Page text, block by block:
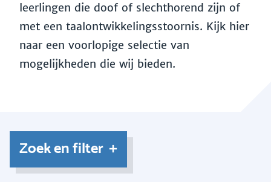
leerlingen die doof of slechthorend zijn of
met een taalontwikkelingsstoornis. Kijk hier
naar een voorlopige selectie van
mogelijkheden die wij bieden.
Zoek en filter